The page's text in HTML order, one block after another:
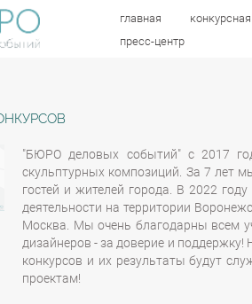
главная
пресс-центр
главная
пресс-центр
"БЮРО деловых событий" с 2017
скульптурных композиций. За 7 лет
гостей и жителей города. В 2022
деятельности на территории
Москва. Мы очень благодарны всем
дизайнеров - за доверие и
конкурсов и их результаты будут
проектам!